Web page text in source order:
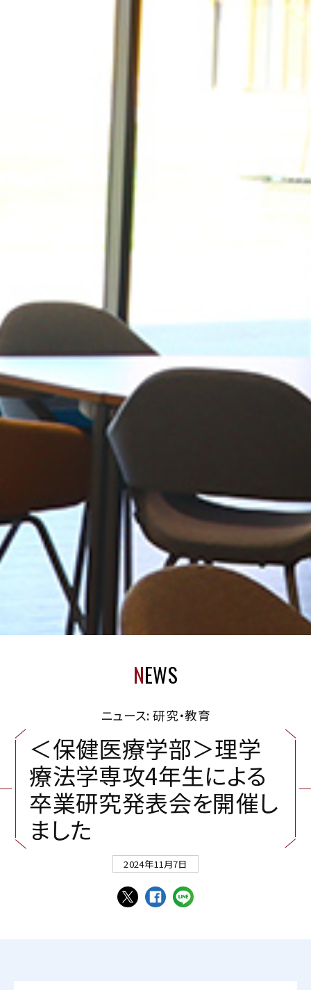
NEWS
ニュース: 研究・教育
＜保健医療学部＞理学
療法学専攻4年生による
卒業研究発表会を開催し
ました
2024年11月7日